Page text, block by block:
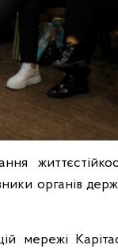
органів
мережі